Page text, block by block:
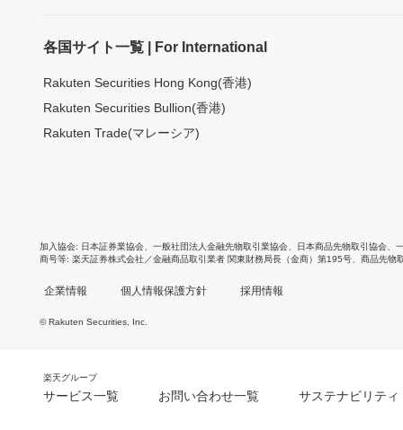
各国サイト一覧 | For International
Rakuten Securities Hong Kong(香港)
Rakuten Securities Bullion(香港)
Rakuten Trade(マレーシア)
加入協会 日本証券業協会 一般社団法人金融先物取引業協会 日本商品先物取引協会
商号等 楽天証券株式会社／金融商品取引業者 関東財務局長（金商）第195号、商品先物
企業情報 個人情報保護方針 採用情報
© Rakuten Securities, Inc.
楽天グループ
サービス一覧 お問い合わせ一覧 サステナビリティ